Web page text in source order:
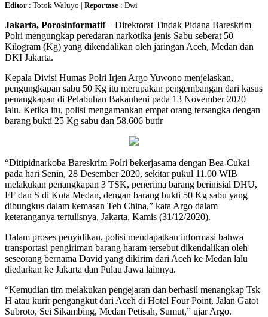
Editor : Totok Waluyo | Reportase : Dwi
Jakarta, Porosinformatif– Direktorat Tindak Pidana Bareskrim
Polri mengungkap peredaran narkotika jenis Sabu seberat 50
Kilogram (Kg) yang dikendalikan oleh jaringan Aceh, Medan dan
DKI Jakarta.
Kepala Divisi Humas Polri Irjen Argo Yuwono menjelaskan,
pengungkapan sabu 50 Kg itu merupakan pengembangan dari kasus
penangkapan di Pelabuhan Bakauheni pada 13 November 2020
lalu. Ketika itu, polisi mengamankan empat orang tersangka dengan
barang bukti 25 Kg sabu dan 58.606 butir
“Ditipidnarkoba Bareskrim Polri bekerjasama dengan Bea-Cukai
pada hari Senin, 28 Desember 2020, sekitar pukul 11.00 WIB
melakukan penangkapan 3 TSK, penerima barang berinisial DHU,
FF dan S di Kota Medan, dengan barang bukti 50 Kg sabu yang
dibungkus dalam kemasan Teh China,” kata Argo dalam
keteranganya tertulisnya, Jakarta, Kamis (31/12/2020).
Dalam proses penyidikan, polisi mendapatkan informasi bahwa
transportasi pengiriman barang haram tersebut dikendalikan oleh
seseorang bernama David yang dikirim dari Aceh ke Medan lalu
diedarkan ke Jakarta dan Pulau Jawa lainnya.
“Kemudian tim melakukan pengejaran dan berhasil menangkap Tsk
H atau kurir pengangkut dari Aceh di Hotel Four Point, Jalan Gatot
Subroto, Sei Sikambing, Medan Petisah, Sumut,” ujar Argo.